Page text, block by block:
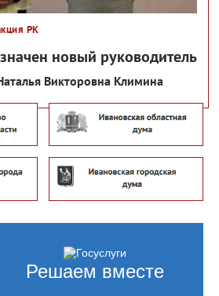
РК
новый руководитель
Викторовна Климина
Решаем вместе